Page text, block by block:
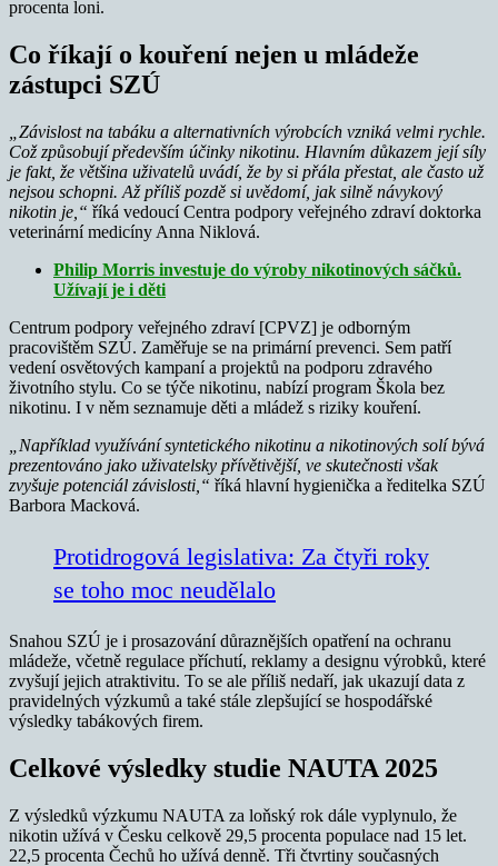
procenta loni.
Co říkají o kouření nejen u mládeže
zástupci SZÚ
„Závislost na tabáku a alternativních výrobcích vzniká velmi rychle.
Což způsobují především účinky nikotinu. Hlavním důkazem její síly
je fakt, že většina uživatelů uvádí, že by si přála přestat, ale často už
nejsou schopni. Až příliš pozdě si uvědomí, jak silně návykový
nikotin je,“ říká vedoucí Centra podpory veřejného zdraví doktorka
veterinární medicíny Anna Niklová.
Philip Morris investuje do výroby nikotinových sáčků.
Užívají je i děti
Centrum podpory veřejného zdraví [CPVZ] je odborným
pracovištěm SZÚ. Zaměřuje se na primární prevenci. Sem patří
vedení osvětových kampaní a projektů na podporu zdravého
životního stylu. Co se týče nikotinu, nabízí program Škola bez
nikotinu. I v něm seznamuje děti a mládež s riziky kouření.
„Například využívání syntetického nikotinu a nikotinových solí bývá
prezentováno jako uživatelsky přívětivější, ve skutečnosti však
zvyšuje potenciál závislosti,“ říká hlavní hygienička a ředitelka SZÚ
Barbora Macková.
Protidrogová legislativa: Za čtyři roky
se toho moc neudělalo
Snahou SZÚ je i prosazování důraznějších opatření na ochranu
mládeže, včetně regulace příchutí, reklamy a designu výrobků, které
zvyšují jejich atraktivitu. To se ale příliš nedaří, jak ukazují data z
pravidelných výzkumů a také stále zlepšující se hospodářské
výsledky tabákových firem.
Celkové výsledky studie NAUTA 2025
Z výsledků výzkumu NAUTA za loňský rok dále vyplynulo, že
nikotin užívá v Česku celkově 29,5 procenta populace nad 15 let.
22,5 procenta Čechů ho užívá denně. Tři čtvrtiny současných